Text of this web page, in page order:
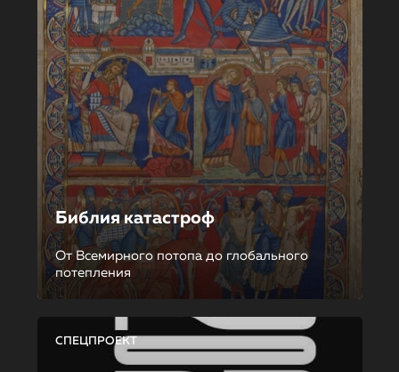
Библия катастроф
От Всемирного потопа до глобального
потепления
СПЕЦПРОЕКТ